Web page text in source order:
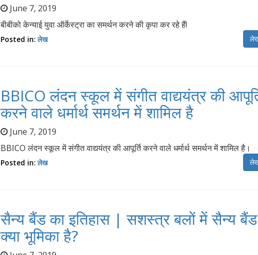
June 7, 2019
बीबीको केन्याई युवा ऑर्केस्ट्रा का समर्थन करने की कृपा कर रहे हैं!
Posted in:लेख
BBICO लंदन स्कूल में संगीत वाद्ययंत्र की
करने वाले धर्मार्थ समर्थन में शामिल है
June 7, 2019
BBICO लंदन स्कूल में संगीत वाद्ययंत्र की आपूर्ति करने वाले धर्मार्थ समर्थन में शामिल है।
Posted in:लेख
सैन्य बैंड का इतिहास | सशस्त्र बलों में सैन्य
क्या भूमिका है?